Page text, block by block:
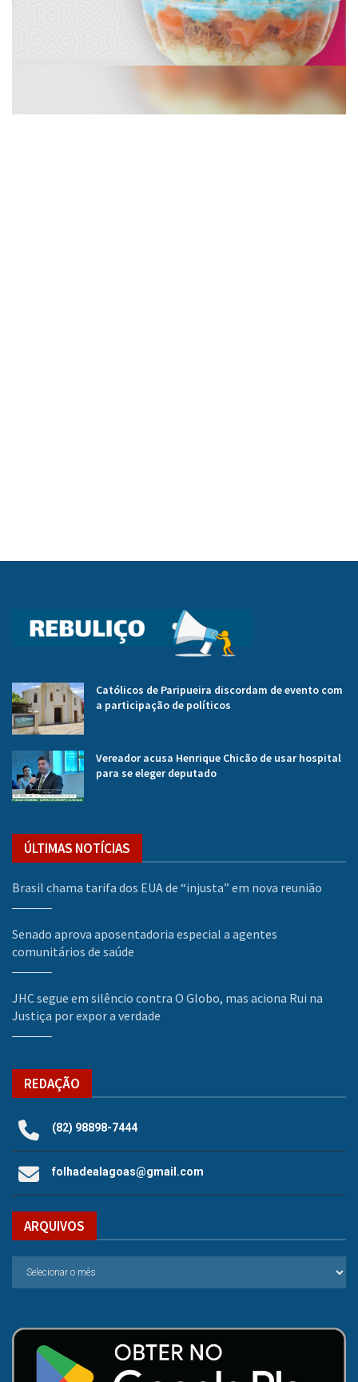
Católicos de Paripueira discordam de evento com
a participação de políticos
Vereador acusa Henrique Chicão de usar hospital
para se eleger deputado
ÚLTIMAS NOTÍCIAS
Brasil chama tarifa dos EUA de “injusta” em nova reunião
Senado aprova aposentadoria especial a agentes
comunitários de saúde
JHC segue em silêncio contra O Globo, mas aciona Rui na
Justiça por expor a verdade
REDAÇÃO
(82) 98898-7444
folhadealagoas@gmail.com
ARQUIVOS